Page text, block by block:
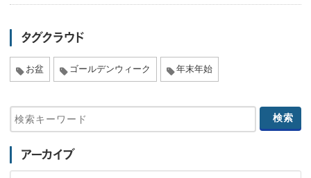
タグクラウド
お盆 ゴールデンウィーク 年末年始
アーカイブ